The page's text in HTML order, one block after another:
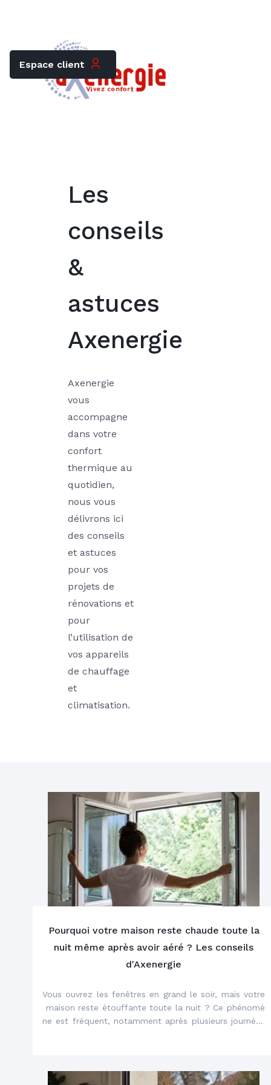
Espace client
Les
conseils
&
astuces
Axenergie
Axenergie
vous
accompagne
dans votre
confort
thermique au
quotidien,
nous vous
délivrons ici
des conseils
et astuces
pour vos
projets de
rénovations et
pour
l’utilisation de
vos appareils
de chauffage
et
climatisation.
Pourquoi votre maison reste chaude toute la
nuit même après avoir aéré ? Les conseils
d'Axenergie
Vous ouvrez les fenêtres en grand le soir, mais votre
maison reste étouffante toute la nuit ? Ce phénomè
ne est fréquent, notamment après plusieurs journées
lutions adopter pour retrouver un meilleur confort the